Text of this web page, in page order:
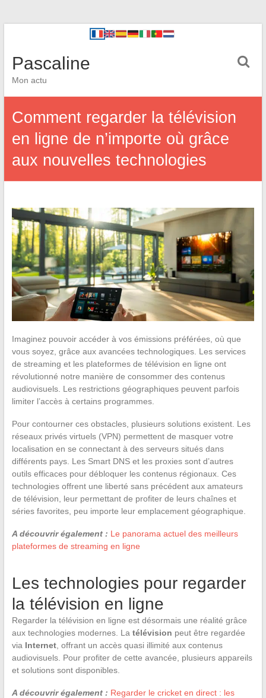
Pascaline
Mon actu
Comment regarder la télévision
en ligne de n’importe où grâce
aux nouvelles technologies
Imaginez pouvoir accéder à vos émissions préférées, où que
vous soyez, grâce aux avancées technologiques. Les services
de streaming et les plateformes de télévision en ligne ont
révolutionné notre manière de consommer des contenus
audiovisuels. Les restrictions géographiques peuvent parfois
limiter l’accès à certains programmes.
Pour contourner ces obstacles, plusieurs solutions existent. Les
réseaux privés virtuels (VPN) permettent de masquer votre
localisation en se connectant à des serveurs situés dans
différents pays. Les Smart DNS et les proxies sont d’autres
outils efficaces pour débloquer les contenus régionaux. Ces
technologies offrent une liberté sans précédent aux amateurs
de télévision, leur permettant de profiter de leurs chaînes et
séries favorites, peu importe leur emplacement géographique.
A découvrir également : Le panorama actuel des meilleurs
plateformes de streaming en ligne
Les technologies pour regarder
la télévision en ligne
Regarder la télévision en ligne est désormais une réalité grâce
aux technologies modernes. La télévision peut être regardée
via Internet, offrant un accès quasi illimité aux contenus
audiovisuels. Pour profiter de cette avancée, plusieurs appareils
et solutions sont disponibles.
A découvrir également : Regarder le cricket en direct : les